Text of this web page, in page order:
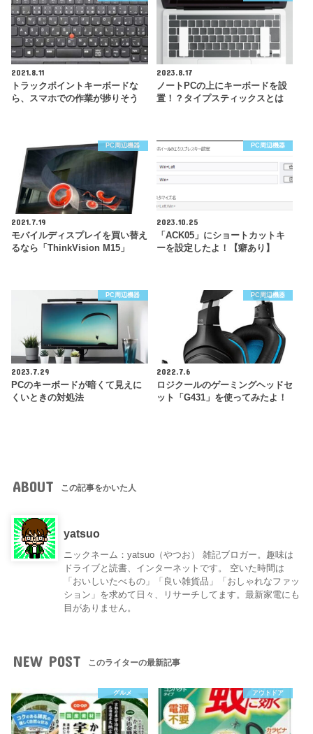
2021.8.11
トラックポイントキーボードな
ら、スマホでの作業が捗りそう
2023.8.17
ノートPCの上にキーボードを設
置！？タイプスティックスとは
PC周辺機器
2021.7.19
モバイルディスプレイを買い替え
るなら「ThinkVision M15」
PC周辺機器
2023.10.25
「ACK05」にショートカットキ
ーを設定したよ！【癖あり】
PC周辺機器
2023.7.29
PCのキーボードが暗くて見えに
くいときの対処法
PC周辺機器
2022.7.6
ロジクールのゲーミングヘッドセ
ット「G431」を使ってみたよ！
ABOUT この記事をかいた人
yatsuo
ニックネーム：yatsuo（やつお） 雑記ブロガー。趣味は
ドライブと読書、インターネットです。 空いた時間は
「おいしいたべもの」「良い雑貨品」「おしゃれなファッ
ション」を求めて日々、リサーチしてます。最新家電にも
目がありません。
NEW POST このライターの最新記事
グルメ アウトドア